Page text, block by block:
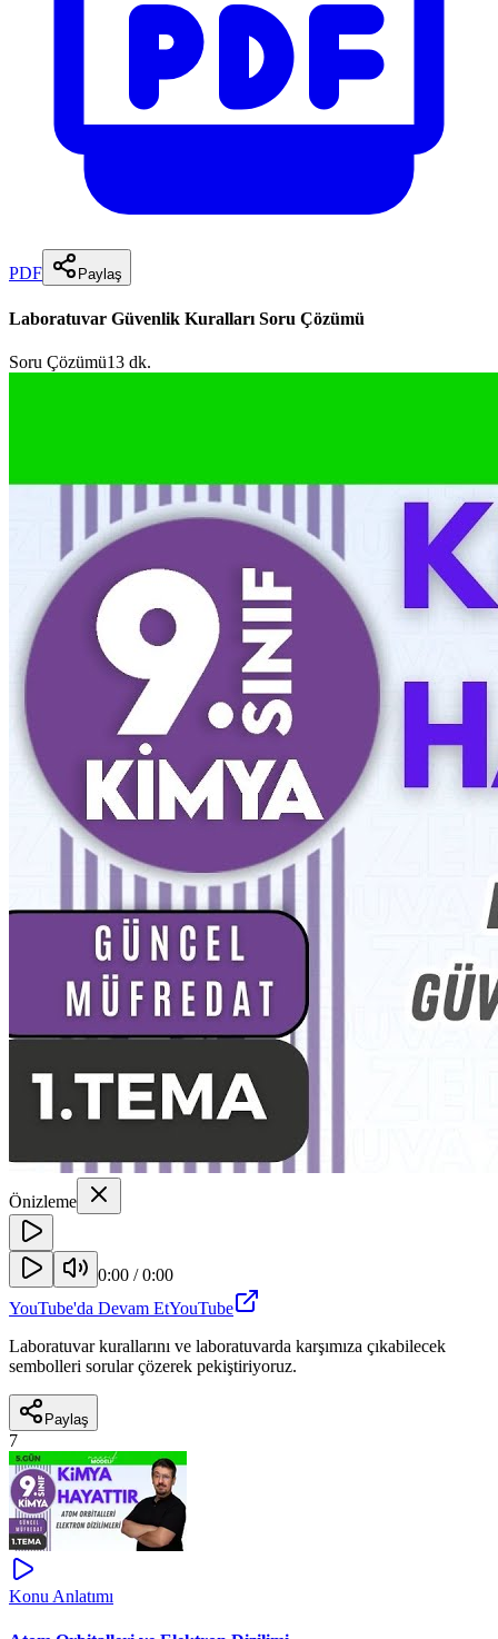
PDF Paylaş
Laboratuvar Güvenlik Kuralları Soru Çözümü
Soru Çözümü13 dk.
Önizleme
0:00 /0:00
YouTube'da Devam EtYouTube
Laboratuvar kurallarını ve laboratuvarda karşımıza çıkabilecek
sembolleri sorular çözerek pekiştiriyoruz.
Paylaş
7
Konu Anlatımı